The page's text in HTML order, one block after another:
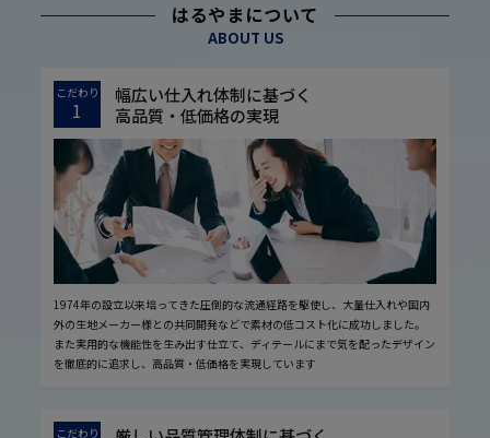
はるやまについて
ABOUT US
こだわり
1
幅広い仕入れ体制に基づく
高品質・低価格の実現
1974年の設立以来培ってきた圧倒的な流通経路を駆使し、大量仕入れや国内
外の生地メーカー様との共同開発などで素材の低コスト化に成功しました。
また実用的な機能性を生み出す仕立て、ディテールにまで気を配ったデザイン
を徹底的に追求し、高品質・低価格を実現しています
こだわり